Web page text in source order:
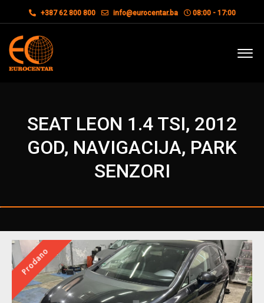
+387 62 800 800 info@eurocentar.ba 08:00 - 17:00
SEAT LEON 1.4 TSI, 2012
GOD, NAVIGACIJA, PARK
SENZORI
Prodano